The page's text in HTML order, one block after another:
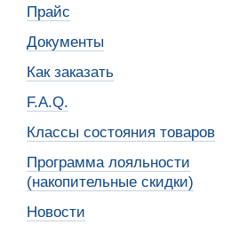
Прайс
Документы
Как заказать
F.A.Q.
Классы состояния товаров
Программа лояльности
(накопительные скидки)
Новости